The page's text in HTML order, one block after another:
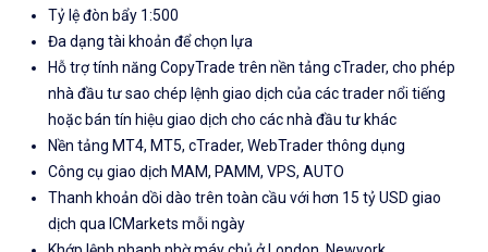
Tỷ lệ đòn bẩy 1:500
Đa dạng tài khoản để chọn lựa
Hỗ trợ tính năng CopyTrade trên nền tảng cTrader, cho phép
nhà đầu tư sao chép lệnh giao dịch của các trader nổi tiếng
hoặc bán tín hiệu giao dịch cho các nhà đầu tư khác
Nền tảng MT4, MT5, cTrader, WebTrader thông dụng
Công cụ giao dịch MAM, PAMM, VPS, AUTO
Thanh khoản dồi dào trên toàn cầu với hơn 15 tỷ USD giao
dịch qua ICMarkets mỗi ngày